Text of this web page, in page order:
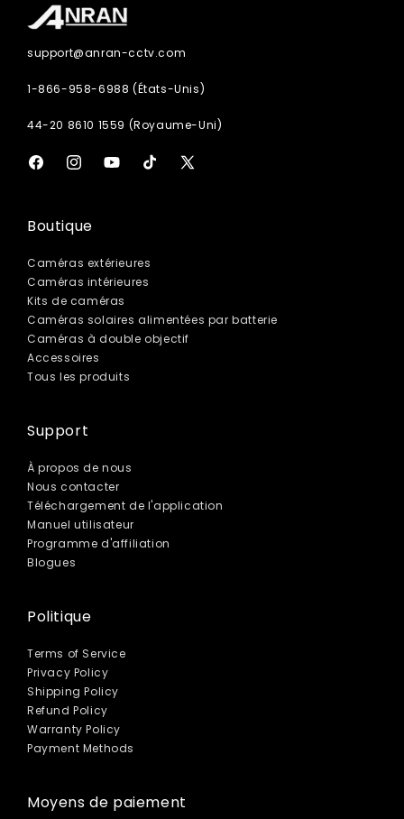
support@anran-cctv.com
1-866-958-6988 (États-Unis)
44-20 8610 1559 (Royaume-Uni)
FacebookInstagramYouTubeTikTokX
Boutique
Caméras extérieures
Caméras intérieures
Kits de caméras
Caméras solaires alimentées par batterie
Caméras à double objectif
Accessoires
Tous les produits
Support
À propos de nous
Nous contacter
Téléchargement de l'application
Manuel utilisateur
Programme d'affiliation
Blogues
Politique
Terms of Service
Privacy Policy
Shipping Policy
Refund Policy
Warranty Policy
Payment Methods
Moyens de paiement